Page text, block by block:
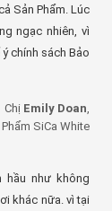
Sản Phẩm. Lúc
ngạc nhiên, vì
chính sách Bảo
Chị Emily Doan
SiCa White
hầu như không
khác nữa. vì tại